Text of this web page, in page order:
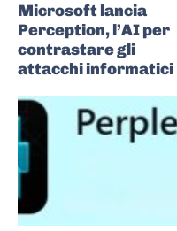
Microsoft lancia
Perception, l’AI per
contrastare gli
attacchi informatici